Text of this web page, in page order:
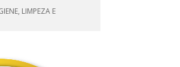
LIMPEZA E